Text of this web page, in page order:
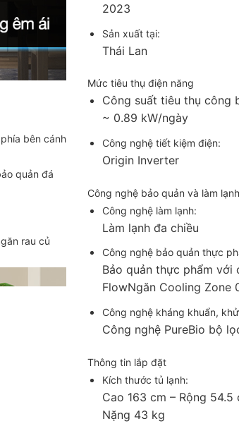
bên cánh
quản đá
rau củ
2023
Sản xuất tại:
Thái Lan
Mức tiêu thụ điện năng
Công suất tiêu thụ công
~ 0.89 kW/ngày
Công nghệ tiết kiệm điện:
Origin Inverter
Công nghệ bảo quản và làm lạnh
Công nghệ làm lạnh:
Làm lạnh đa chiều
Công nghệ bảo quản thực
Bảo quản thực phẩm với
FlowNgăn Cooling Zone
Công nghệ kháng khuẩn,
Công nghệ PureBio bộ
Thông tin lắp đặt
Kích thước tủ lạnh:
Cao 163 cm – Rộng 54.5
Nặng 43 kg